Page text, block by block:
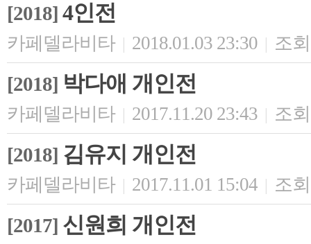
[2018] 4인전
카페델라비타 | 2018.01.03 23:30 | 조
[2018] 박다애 개인전
카페델라비타 | 2017.11.20 23:43 | 조
[2018] 김유지 개인전
카페델라비타 | 2017.11.01 15:04 | 조
[2017] 신원희 개인전